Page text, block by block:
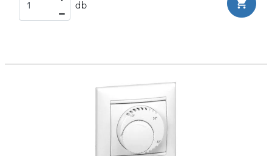
db shopping_cart